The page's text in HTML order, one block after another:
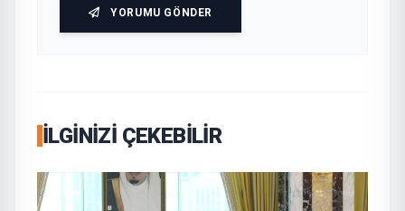
YORUMU GÖNDER
İLGINIZI ÇEKEBILIR